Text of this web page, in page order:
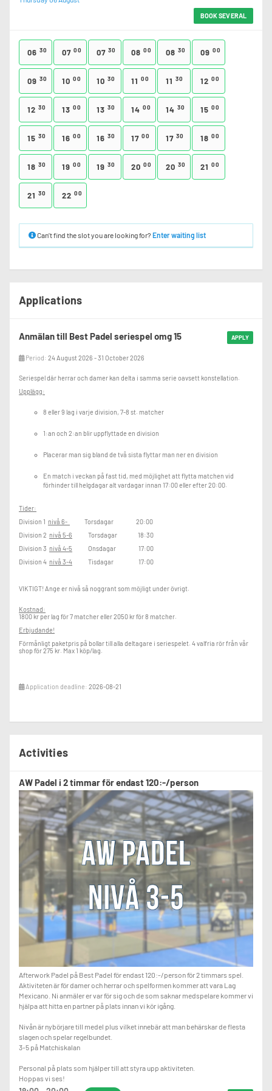
BOOK SEVERAL
06 30 07 00 07 30 08 00 08 30 09 00
09 30 10 00 10 30 11 00 11 30 12 00
12 30 13 00 13 30 14 00 14 30 15 00
15 30 16 00 16 30 17 00 17 30 18 00
18 30 19 00 19 30 20 00 20 30 21 00
21 30 22 00
Can’t find the slot you are looking for? Enter waiting list
Applications
APPLY
Anmälan till Best Padel seriespel omg 15
Period: 24 August 2026 - 31 October 2026
Seriespel där herrar och damer kan delta i samma serie oavsett konstellation.
Upplägg:
8 eller 9 lag i varje division, 7-8 st. matcher
1:an och 2:an blir uppflyttade en division
Placerar man sig bland de två sista flyttar man ner en division
En match i veckan på fast tid, med möjlighet att flytta matchen vid
förhinder till helgdagar alt vardagar innan 17:00 eller efter 20:00.
Tider:
Division 1 nivå 6-
Torsdagar 20:00
Division 2 nivå 5-6 Torsdagar 18:30
Division 3 nivå 4-5 Onsdagar 17:00
Division 4 nivå 3-4 Tisdagar 17:00
VIKTIGT! Ange er nivå så noggrant som möjligt under övrigt.
Kostnad:
1800 kr per lag för 7 matcher eller 2050 kr för 8 matcher.
Erbjudande!
Förmånligt paketpris på bollar till alla deltagare i seriespelet. 4 valfria rör från vår
shop för 275 kr. Max 1 köp/lag.
Application deadline: 2026-08-21
Activities
AW Padel i 2 timmar för endast 120:-/person
Afterwork Padel på Best Padel för endast 120:-/person för 2 timmars spel.
Aktiviteten är för damer och herrar och spelformen kommer att vara Lag
Mexicano. Ni anmäler er var för sig och de som saknar medspelare kommer vi
hjälpa att hitta en partner på plats innan vi kör igång.
Nivån är nybörjare till medel plus vilket innebär att man behärskar de flesta
slagen och spelar regelbundet.
3-5 på Matchiskalan
Personal på plats som hjälper till att styra upp aktiviteten.
Hoppas vi ses!